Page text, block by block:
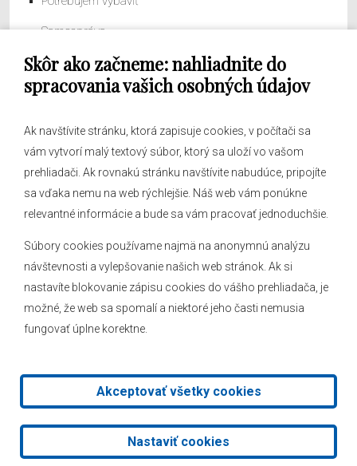
Skôr ako začneme: nahliadnite do
spracovania vašich osobných údajov
Ak navštívite stránku, ktorá zapisuje cookies, v počítači sa
vám vytvorí malý textový súbor, ktorý sa uloží vo vašom
prehliadači. Ak rovnakú stránku navštívite nabudúce, pripojíte
sa vďaka nemu na web rýchlejšie. Náš web vám ponúkne
relevantné informácie a bude sa vám pracovať jednoduchšie.
Súbory cookies používame najmä na anonymnú analýzu
návštevnosti a vylepšovanie našich web stránok. Ak si
nastavíte blokovanie zápisu cookies do vášho prehliadača, je
možné, že web sa spomalí a niektoré jeho časti nemusia
fungovať úplne korektne.
Akceptovať všetky cookies
Nastaviť cookies
Samospráva
Obecný úrad
O obci
Hlásenia obecného rozhlasu
Kontakt
Mapa stránok
2026 © Obec Veľké Leváre|Tvorba web stránok
AlejTech, spol. s r.o.